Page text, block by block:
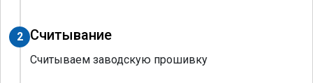
2 Считывание
Считываем заводскую прошивку